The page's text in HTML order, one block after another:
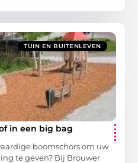
TUIN EN BUITENLEVEN
in een big bag
boomschors om uw
te geven? Bij Brouwer